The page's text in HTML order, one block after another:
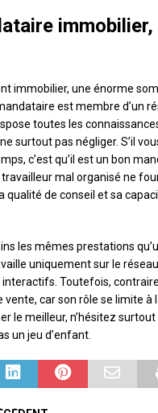
immobilier, une énorme
est membre d’un
toutes les
surtout pas négliger. S’il
c’est qu’il est un bon
mal organisé ne
qualité de conseil et sa
les mêmes prestations
uniquement sur le
Toutefois,
car son rôle se limite
le meilleur, n’hésitez
un jeu d’enfant.